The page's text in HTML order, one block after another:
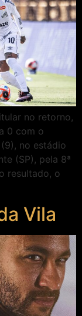
no retorno,
0 com o
no estádio
(SP), pela 8ª
resultado, o
Vila